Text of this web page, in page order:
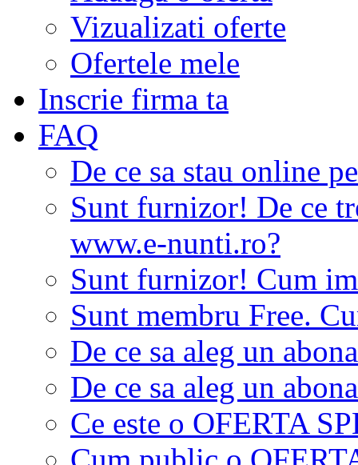
Vizualizati oferte
Ofertele mele
Inscrie firma ta
FAQ
De ce sa stau online
Sunt furnizor! De ce
www.e-nunti.ro?
Sunt furnizor! Cum
Sunt membru Free.
De ce sa aleg un
De ce sa aleg un
Ce este o OFERTA